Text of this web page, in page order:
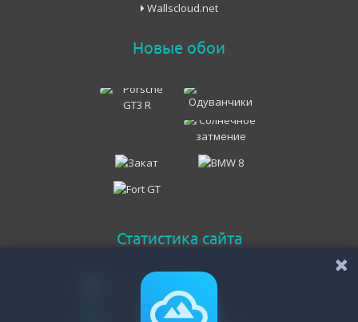
Wallscloud.net
Новые обои
Статистика сайта
Онлайн всего
Гостей